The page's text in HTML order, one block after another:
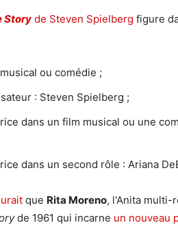
Story de Steven Spielberg figure
ou comédie ;
: Steven Spielberg ;
dans un film musical ou une
dans un second rôle : Ariana
que Rita Moreno, l'Anita multi-
de 1961 qui incarne un nouveau